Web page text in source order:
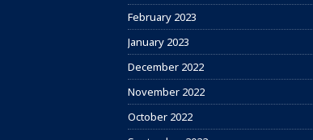
February 2023
January 2023
December 2022
November 2022
October 2022